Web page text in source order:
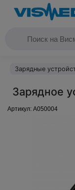
Зарядные
Зарядное
Артикул: A050004